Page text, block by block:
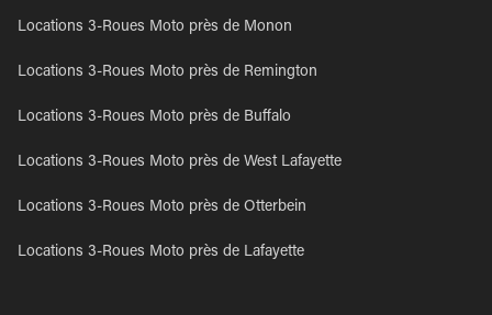
Locations 3-Roues Moto près de Monon
Locations 3-Roues Moto près de Remington
Locations 3-Roues Moto près de Buffalo
Locations 3-Roues Moto près de West Lafayette
Locations 3-Roues Moto près de Otterbein
Locations 3-Roues Moto près de Lafayette